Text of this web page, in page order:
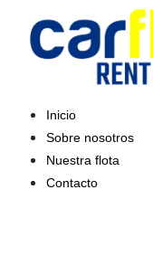
contenido
Inicio
Sobre nosotros
Nuestra flota
Contacto